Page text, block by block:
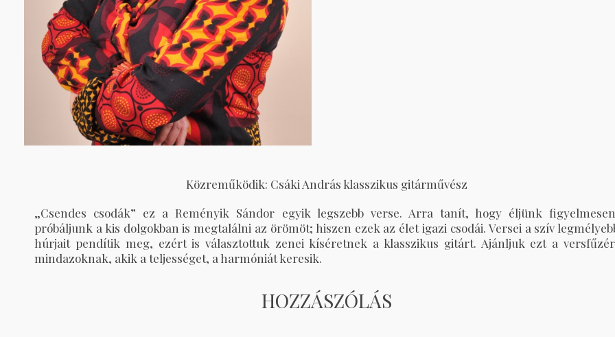
Közreműködik: Csáki András klasszikus gitárművész
„Csendes csodák” ez a Reményik Sándor egyik legszebb verse. Arra tanít, hogy éljünk
próbáljunk a kis dolgokban is megtalálni az örömöt; hiszen ezek az élet igazi csodái. Versei a szív
húrjait pendítik meg, ezért is választottuk zenei kíséretnek a klasszikus gitárt. Ajánljuk ezt a
mindazoknak, akik a teljességet, a harmóniát keresik.
HOZZÁSZÓLÁS